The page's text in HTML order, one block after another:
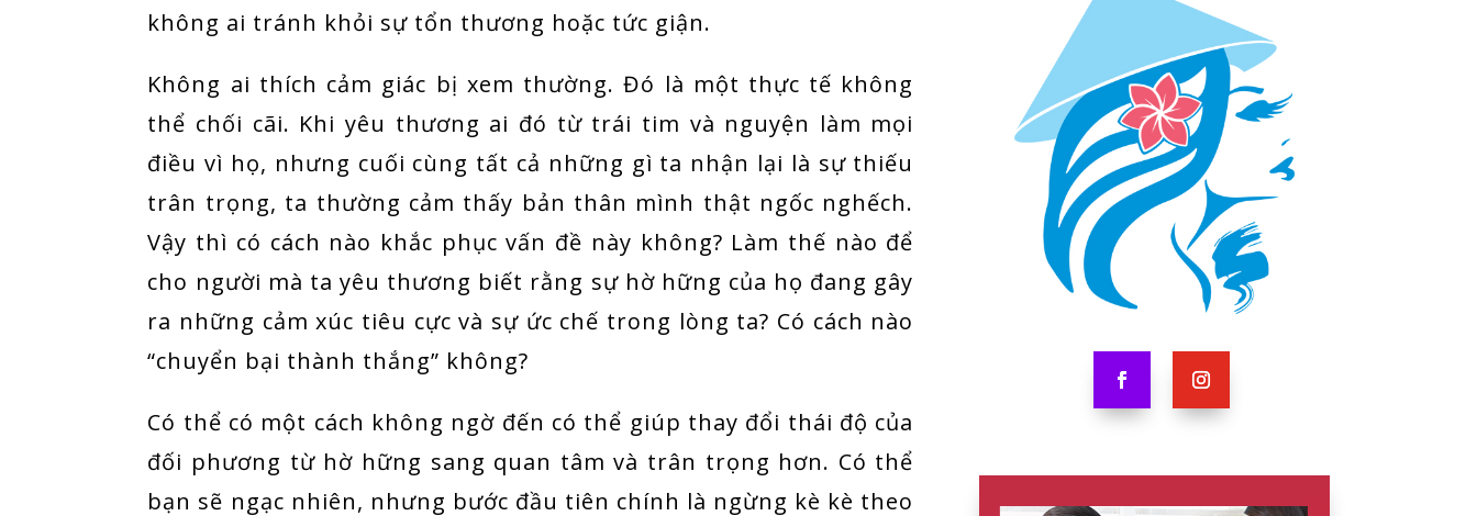
không ai tránh khỏi sự tổn thương hoặc tức giận.
Không ai thích cảm giác bị xem thường. Đó là một thực tế không
thể chối cãi. Khi yêu thương ai đó từ trái tim và nguyện làm mọi
điều vì họ, nhưng cuối cùng tất cả những gì ta nhận lại là sự thiếu
trân trọng, ta thường cảm thấy bản thân mình thật ngốc nghếch.
Vậy thì có cách nào khắc phục vấn đề này không? Làm thế nào để
cho người mà ta yêu thương biết rằng sự hờ hững của họ đang gây
ra những cảm xúc tiêu cực và sự ức chế trong lòng ta? Có cách nào
“chuyển bại thành thắng” không?
Có thể có một cách không ngờ đến có thể giúp thay đổi thái độ của
đối phương từ hờ hững sang quan tâm và trân trọng hơn. Có thể
bạn sẽ ngạc nhiên, nhưng bước đầu tiên chính là ngừng kè kè theo